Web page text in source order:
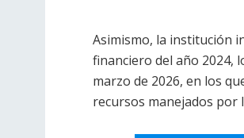
Asimismo, la institución
financiero del año 2024,
marzo de 2026, en los
recursos manejados por